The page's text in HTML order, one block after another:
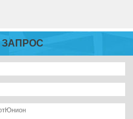
ЗАПРОС